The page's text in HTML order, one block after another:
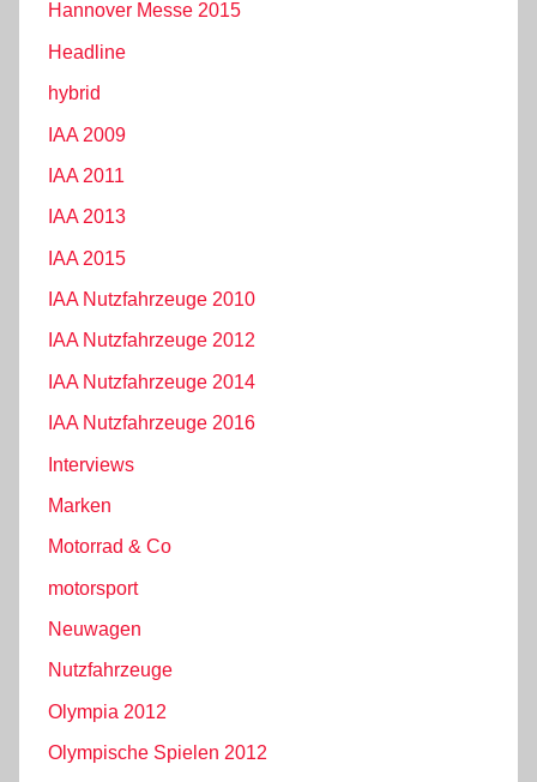
Hannover Messe 2015
Headline
hybrid
IAA 2009
IAA 2011
IAA 2013
IAA 2015
IAA Nutzfahrzeuge 2010
IAA Nutzfahrzeuge 2012
IAA Nutzfahrzeuge 2014
IAA Nutzfahrzeuge 2016
Interviews
Marken
Motorrad & Co
motorsport
Neuwagen
Nutzfahrzeuge
Olympia 2012
Olympische Spielen 2012